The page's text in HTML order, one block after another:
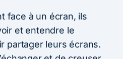
face à un écran, ils
et entendre le
partager leurs écrans.